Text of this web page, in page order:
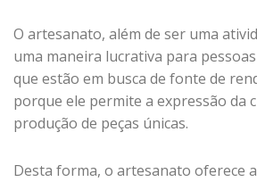
O artesanato, além de ser uma
uma maneira lucrativa para
que estão em busca de fonte de
porque ele permite a expressão da
produção de peças únicas.
Desta forma, o artesanato oferece